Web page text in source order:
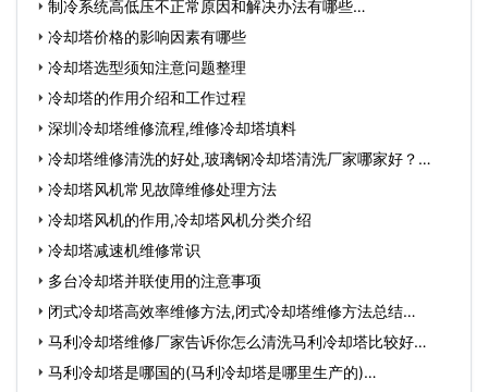
制冷系统高低压不正常原因和解决办法有哪些…
冷却塔价格的影响因素有哪些
冷却塔选型须知注意问题整理
冷却塔的作用介绍和工作过程
深圳冷却塔维修流程,维修冷却塔填料
冷却塔维修清洗的好处,玻璃钢冷却塔清洗厂家哪家好？…
冷却塔风机常见故障维修处理方法
冷却塔风机的作用,冷却塔风机分类介绍
冷却塔减速机维修常识
多台冷却塔并联使用的注意事项
闭式冷却塔高效率维修方法,闭式冷却塔维修方法总结…
马利冷却塔维修厂家告诉你怎么清洗马利冷却塔比较好…
马利冷却塔是哪国的(马利冷却塔是哪里生产的)…